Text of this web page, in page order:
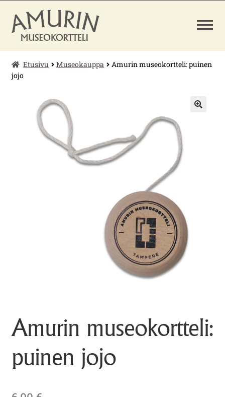
Siirry
navigointiin
Siirry
sisältöön
PÄÄSYLIPUT
LAAJENNA
Etusivu Museokauppa
Amurin museokortteli: puinen
jojo
Amurin museokortteli:
puinen jojo